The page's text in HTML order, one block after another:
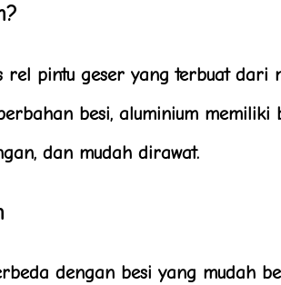
rel pintu geser yang terbuat dari
besi, aluminium memiliki
dan mudah dirawat.
dengan besi yang mudah